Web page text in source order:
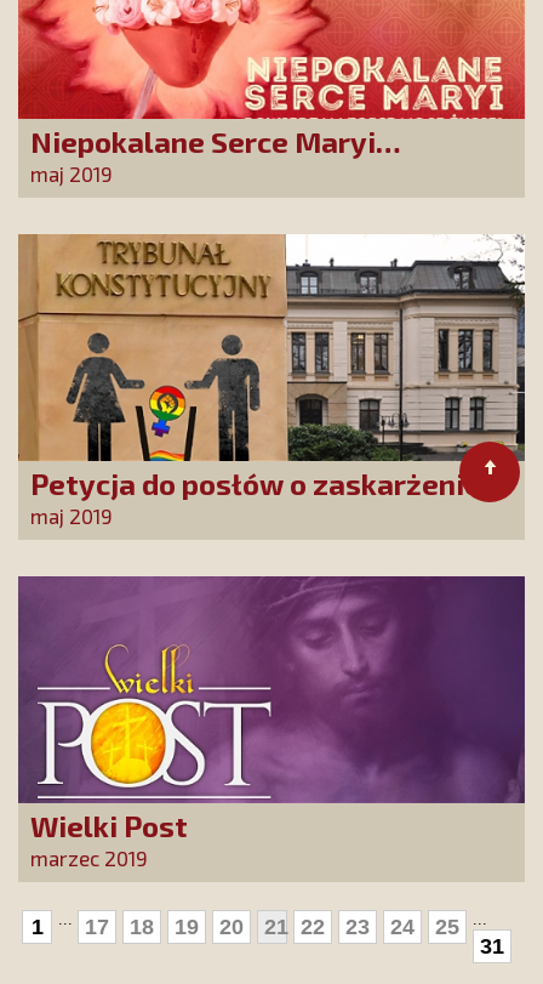
Niepokalane Serce Maryi
powierzam Tobie moje życie!
maj 2019
Petycja do posłów o zaskarżenie
konwencji stambulskiej w
Trybunale Konstytucyjnym
maj 2019
Wielki Post
marzec 2019
1 ... 17 18 19 20 21 22 23 24 25 ...
31